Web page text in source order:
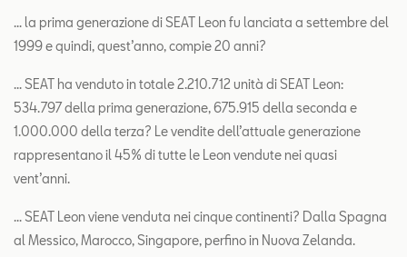
… la prima generazione di SEAT Leon fu lanciata a settembre del
1999 e quindi, quest’anno, compie 20 anni?
… SEAT ha venduto in totale 2.210.712 unità di SEAT Leon:
534.797 della prima generazione, 675.915 della seconda e
1.000.000 della terza? Le vendite dell’attuale generazione
rappresentano il 45% di tutte le Leon vendute nei quasi
vent’anni.
… SEAT Leon viene venduta nei cinque continenti? Dalla Spagna
al Messico, Marocco, Singapore, perfino in Nuova Zelanda.